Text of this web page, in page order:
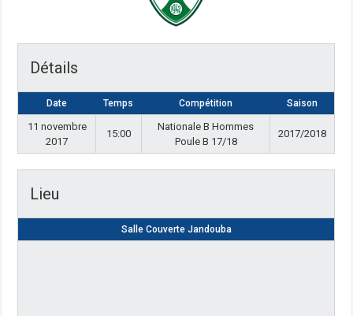
Détails
Date Temps Compétition Saison
11 novembre
2017
15:00
Nationale B Hommes
Poule B 17/18
2017/2018
Lieu
Salle Couverte Jandouba